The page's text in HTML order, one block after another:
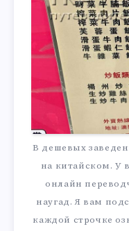
В дешевых
на китайском. У
онлайн
наугад. Я вам
каждой строчке